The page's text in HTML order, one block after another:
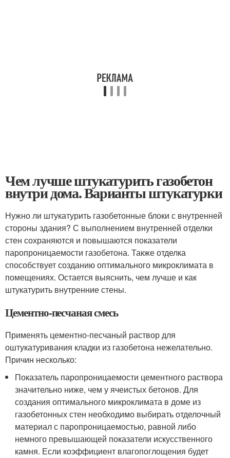
Чем лучше штукатурить газобетон
внутри дома. Варианты штукатурки
Нужно ли штукатурить газобетонные блоки с внутренней
стороны здания? С выполнением внутренней отделки
стен сохраняются и повышаются показатели
паропроницаемости газобетона. Также отделка
способствует созданию оптимального микроклимата в
помещениях. Остается выяснить, чем лучше и как
штукатурить внутренние стены.
Цементно-песчаная смесь
Применять цементно-песчаный раствор для
оштукатуривания кладки из газобетона нежелательно.
Причин несколько:
Показатель паропроницаемости цементного раствора
значительно ниже, чем у ячеистых бетонов. Для
создания оптимального микроклимата в доме из
газобетонных стен необходимо выбирать отделочный
материал с паропроницаемостью, равной либо
немного превышающей показатели искусственного
камня. Если коэффициент влагопоглощения будет